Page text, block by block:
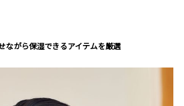
ながら保湿できるアイテムを厳選